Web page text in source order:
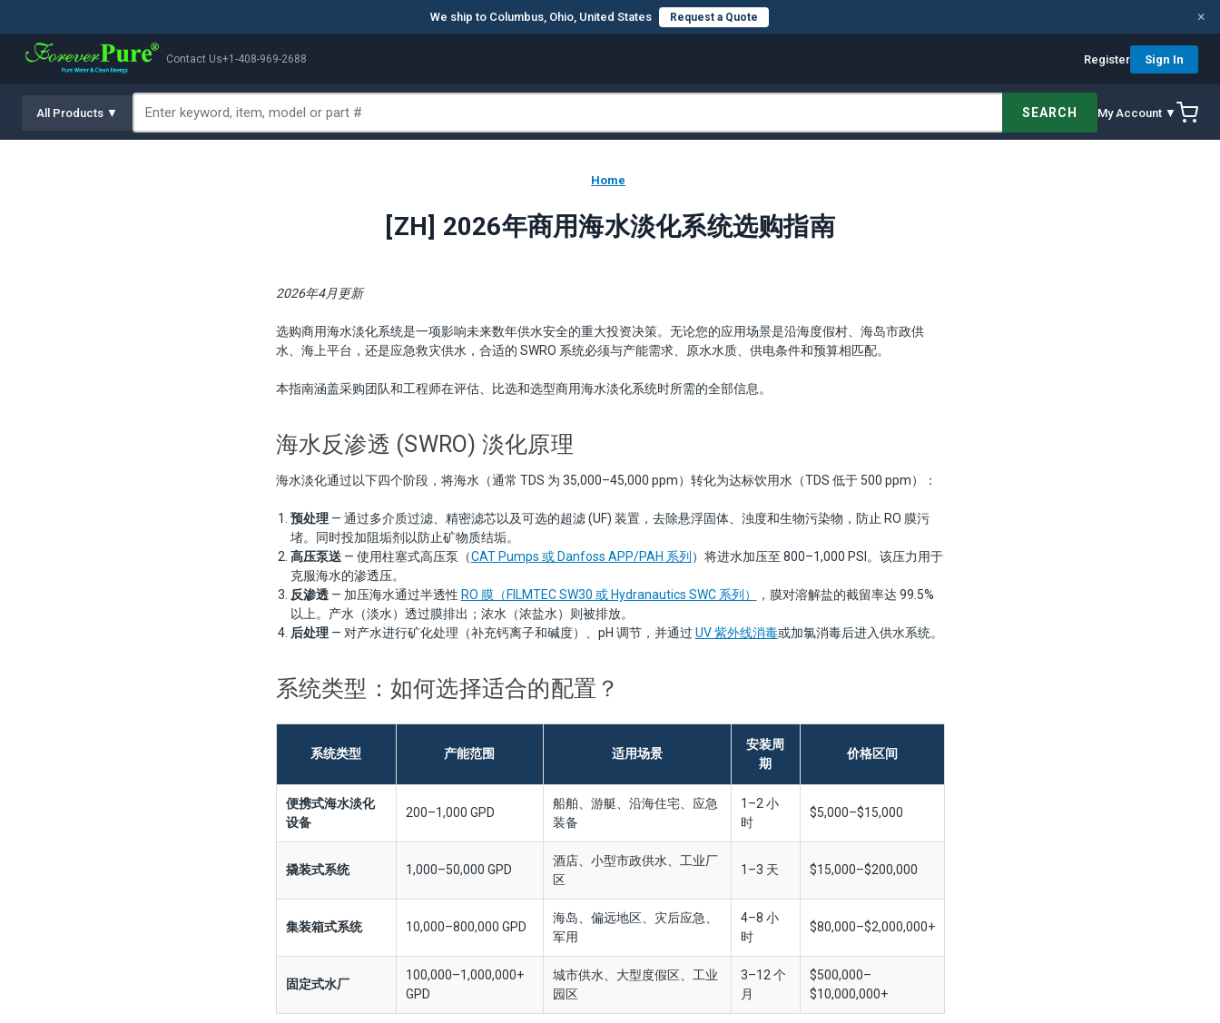
We ship to Columbus, Ohio, United States Request a Quote ×
Contact Us+1-408-969-2688 Register Sign In
All Products ▼ SEARCH My Account ▼
Home
[ZH] 2026年商用海水淡化系统选购指南
2026年4月更新
选购商用海水淡化系统是一项影响未来数年供水安全的重大投资决策。无论您的应用场景是沿海度假村、海岛市政供
水、海上平台，还是应急救灾供水，合适的 SWRO 系统必须与产能需求、原水水质、供电条件和预算相匹配。
本指南涵盖采购团队和工程师在评估、比选和选型商用海水淡化系统时所需的全部信息。
海水反渗透 (SWRO) 淡化原理
海水淡化通过以下四个阶段，将海水（通常 TDS 为 35,000–45,000 ppm）转化为达标饮用水（TDS 低于 500 ppm）：
预处理— 通过多介质过滤、精密滤芯以及可选的超滤 (UF) 装置，去除悬浮固体、浊度和生物污染物，防止 RO 膜污
堵。同时投加阻垢剂以防止矿物质结垢。
高压泵送— 使用柱塞式高压泵（CAT Pumps 或 Danfoss APP/PAH 系列 ）将进水加压至 800–1,000 PSI。该压力用于
克服海水的渗透压。
反渗透— 加压海水通过半透性 RO 膜（FILMTEC SW30 或 Hydranautics SWC 系列）
，膜对溶解盐的截留率达 99.5%
以上。产水（淡水）透过膜排出；浓水（浓盐水）则被排放。
后处理— 对产水进行矿化处理（补充钙离子和碱度）、pH 调节，并通过 UV 紫外线消毒或加氯消毒后进入供水系统。
系统类型：如何选择适合的配置？
系统类型 产能范围 适用场景
安装周
期
价格区间
便携式海水淡化
设备
200–1,000 GPD
船舶、游艇、沿海住宅、应急
装备
1–2 小
时
$5,000–$15,000
撬装式系统 1,000–50,000 GPD
酒店、小型市政供水、工业厂
区
1–3 天 $15,000–$200,000
集装箱式系统 10,000–800,000 GPD
海岛、偏远地区、灾后应急、
军用
4–8 小
时
$80,000–$2,000,000+
固定式水厂
100,000–1,000,000+
GPD
城市供水、大型度假区、工业
园区
3–12 个
月
$500,000–
$10,000,000+